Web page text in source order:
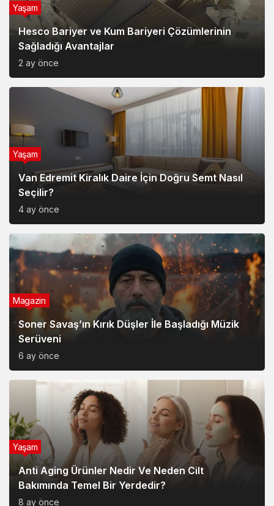
Hesco Bariyer ve Kum Bariyeri Çözümlerinin
Sağladığı Avantajlar
2 ay önce
Yaşam
Van Edremit Kiralık Daire İçin Doğru Semt Nasıl
Seçilir?
4 ay önce
Yaşam
Soner Savaş’ın Kırık Düşler İle Başladığı Müzik
Serüveni
6 ay önce
Magazin
Anti Aging Ürünler Nedir Ve Neden Cilt
Bakımında Temel Bir Yerdedir?
8 ay önce
Yaşam